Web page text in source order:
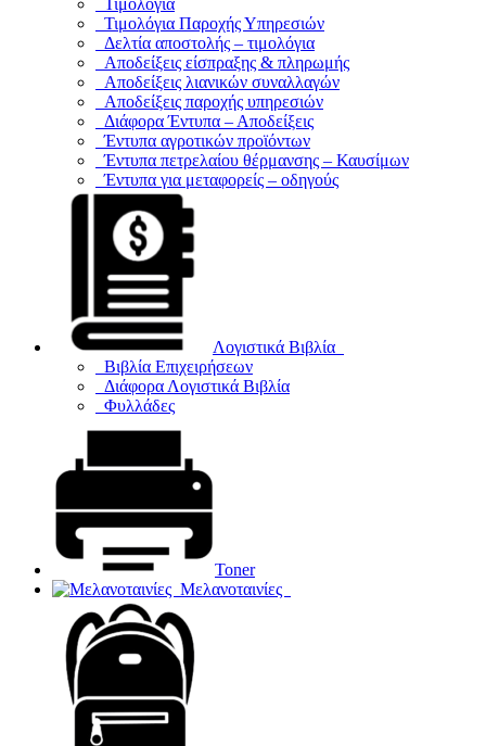
Τιμολόγια
Τιμολόγια Παροχής Υπηρεσιών
Δελτία αποστολής – τιμολόγια
Αποδείξεις είσπραξης & πληρωμής
Αποδείξεις λιανικών συναλλαγών
Αποδείξεις παροχής υπηρεσιών
Διάφορα Έντυπα – Αποδείξεις
Έντυπα αγροτικών προϊόντων
Έντυπα πετρελαίου θέρμανσης – Καυσίμων
Έντυπα για μεταφορείς – οδηγούς
Λογιστικά Βιβλία
Βιβλία Επιχειρήσεων
Διάφορα Λογιστικά Βιβλία
Φυλλάδες
Toner
Μελανοταινίες